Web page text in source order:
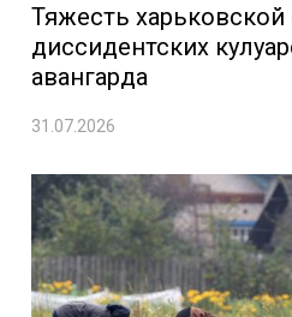
Тяжесть
диссидентских
авангарда
31.07.2026